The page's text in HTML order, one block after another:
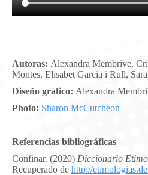
Autoras: Alexandra Membrive,
Montes, Elisabet Garcia i Rull,
Diseño gráfico: Alexandra
Photo: Sharon McCutcheon
Referencias bibliográficas
Confinar. (2020) Diccionario
Recuperado de http://